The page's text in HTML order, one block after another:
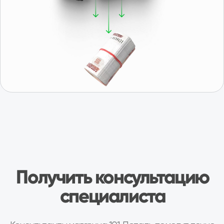
Получить консультацию